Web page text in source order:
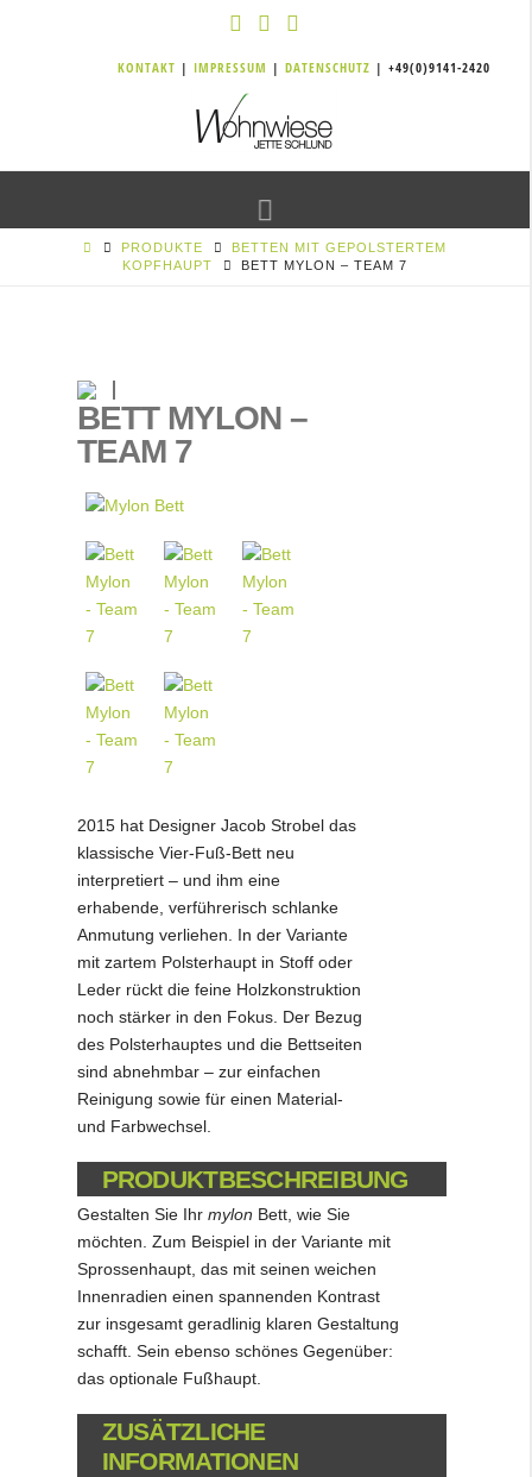
KONTAKT | IMPRESSUM | DATENSCHUTZ | +49(0)9141-2420
PRODUKTE
BETTEN MIT GEPOLSTERTEM
KOPFHAUPT
BETT MYLON – TEAM 7
BETT MYLON –
TEAM 7
2015 hat Designer Jacob Strobel das
klassische Vier-Fuß-Bett neu
interpretiert – und ihm eine
erhabende, verführerisch schlanke
Anmutung verliehen. In der Variante
mit zartem Polsterhaupt in Stoff oder
Leder rückt die feine Holzkonstruktion
noch stärker in den Fokus. Der Bezug
des Polsterhauptes und die Bettseiten
sind abnehmbar – zur einfachen
Reinigung sowie für einen Material-
und Farbwechsel.
PRODUKTBESCHREIBUNG
Gestalten Sie Ihr mylon Bett, wie Sie
möchten. Zum Beispiel in der Variante mit
Sprossenhaupt, das mit seinen weichen
Innenradien einen spannenden Kontrast
zur insgesamt geradlinig klaren Gestaltung
schafft. Sein ebenso schönes Gegenüber:
das optionale Fußhaupt.
ZUSÄTZLICHE
INFORMATIONEN